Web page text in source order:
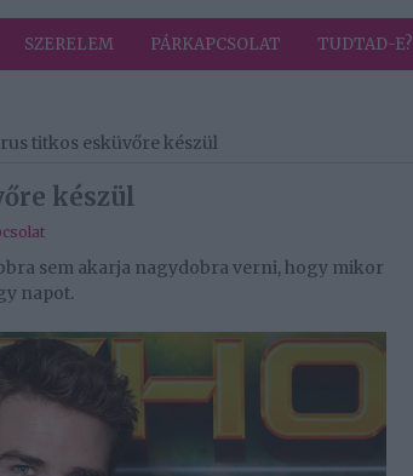
SZERELEM PÁRKAPCSOLAT TUDTAD-E?
titkos esküvőre készül
készül
sem akarja nagydobra verni, hogy mikor
napot.